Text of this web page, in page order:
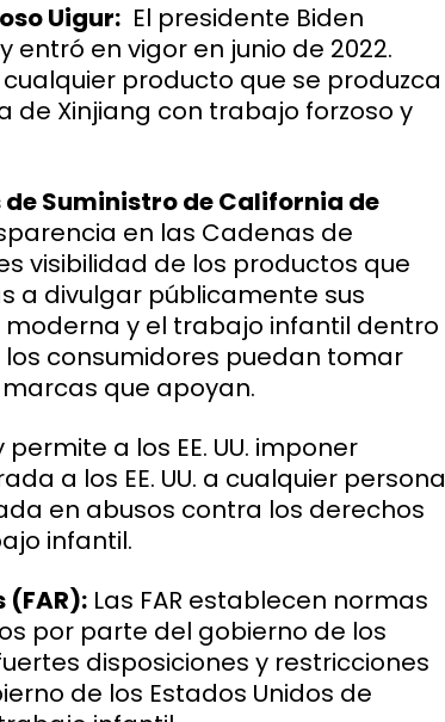
Uigur: El presidente Biden
entró en vigor en junio de 2022.
cualquier producto que se produzca
Xinjiang con trabajo forzoso y
Suministro de California de
en las Cadenas de
visibilidad de los productos que
a divulgar públicamente sus
y el trabajo infantil dentro
consumidores puedan tomar
que apoyan.
permite a los EE. UU. imponer
a los EE. UU. a cualquier persona
en abusos contra los derechos
infantil.
Las FAR establecen normas
por parte del gobierno de los
disposiciones y restricciones
de los Estados Unidos de